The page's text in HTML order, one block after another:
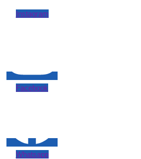
Instagram
Facebook
Whatsapp